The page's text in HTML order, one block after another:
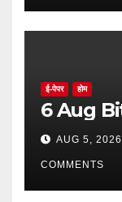
ई-पेपर होम
6
AUG 5, 2026
COMMENTS